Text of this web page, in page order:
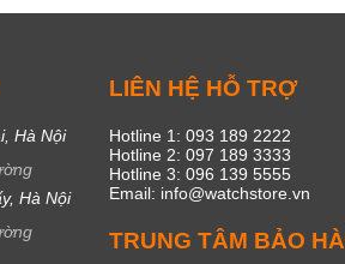
Hà Nội
Hà Nội
LIÊN HỆ HỖ TRỢ
Hotline 1: 093 189 2222
Hotline 2: 097 189 3333
Hotline 3: 096 139 5555
Email: info@watchstore.vn
TRUNG TÂM BẢO